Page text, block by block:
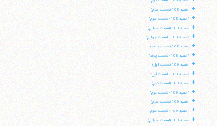
+ خطبه 108 (قسمت سوم)
+ "خطبه 108 - قسمت سوم"
+ خطبه 108 (قسمت چهارم)
+ "خطبه 108 - قسمت چهارم"
+ خطبه 108 (قسمت پنجم)
+ "خطبه 108 - قسمت پنجم"
+ خطبه 109 (قسمت اول)
+ "خطبه 109 - قسمت اول"
+ خطبه 109 (قسمت دوم)
+ "خطبه 109 - قسمت دوم"
+ خطبه 109 (قسمت سوم)
+ "خطبه 109 - قسمت سوم"
+ خطبه 109 (قسمت چهارم)